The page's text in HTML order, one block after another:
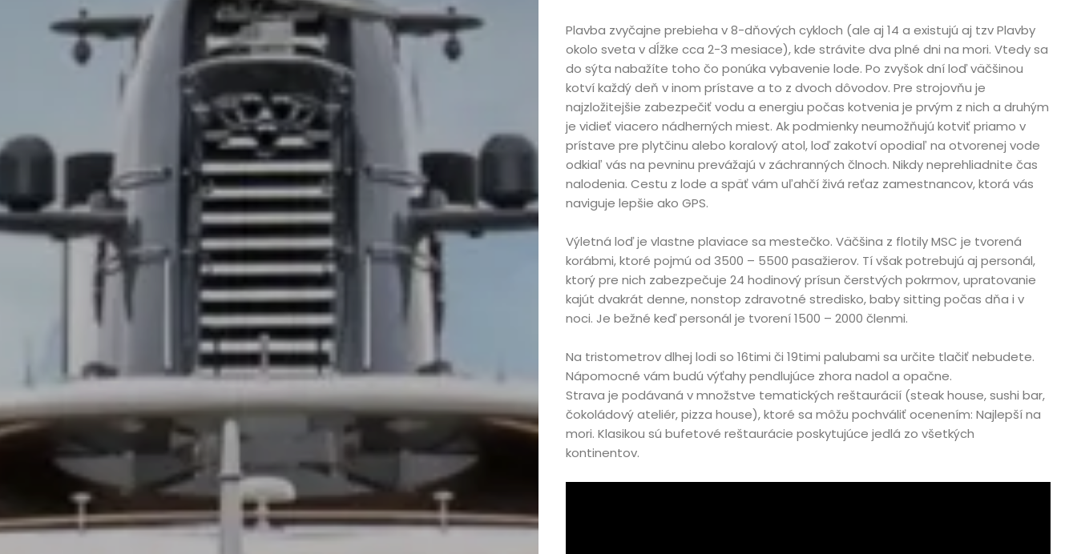
Plavba zvyčajne prebieha v 8-dňových cykloch (ale aj 14 a existujú aj tzv Plavby
okolo sveta v dĺžke cca 2-3 mesiace), kde strávite dva plné dni na mori. Vtedy sa
do sýta nabažíte toho čo ponúka vybavenie lode. Po zvyšok dní loď väčšinou
kotví každý deň v inom prístave a to z dvoch dôvodov. Pre strojovňu je
najzložitejšie zabezpečiť vodu a energiu počas kotvenia je prvým z nich a druhým
je vidieť viacero nádherných miest. Ak podmienky neumožňujú kotviť priamo v
prístave pre plytčinu alebo koralový atol, loď zakotví opodiaľ na otvorenej vode
odkiaľ vás na pevninu prevážajú v záchranných člnoch. Nikdy neprehliadnite čas
nalodenia. Cestu z lode a späť vám uľahčí živá reťaz zamestnancov, ktorá vás
naviguje lepšie ako GPS.
Výletná loď je vlastne plaviace sa mestečko. Väčšina z flotily MSC je tvorená
korábmi, ktoré pojmú od 3500 – 5500 pasažierov. Tí však potrebujú aj personál,
ktorý pre nich zabezpečuje 24 hodinový prísun čerstvých pokrmov, upratovanie
kajút dvakrát denne, nonstop zdravotné stredisko, baby sitting počas dňa i v
noci. Je bežné keď personál je tvorení 1500 – 2000 členmi.
Na tristometrov dlhej lodi so 16timi či 19timi palubami sa určite tlačiť nebudete.
Nápomocné vám budú výťahy pendlujúce zhora nadol a opačne.
Strava je podávaná v množstve tematických reštaurácií (steak house, sushi bar,
čokoládový ateliér, pizza house), ktoré sa môžu pochváliť ocenením: Najlepší na
mori. Klasikou sú bufetové reštaurácie poskytujúce jedlá zo všetkých
kontinentov.